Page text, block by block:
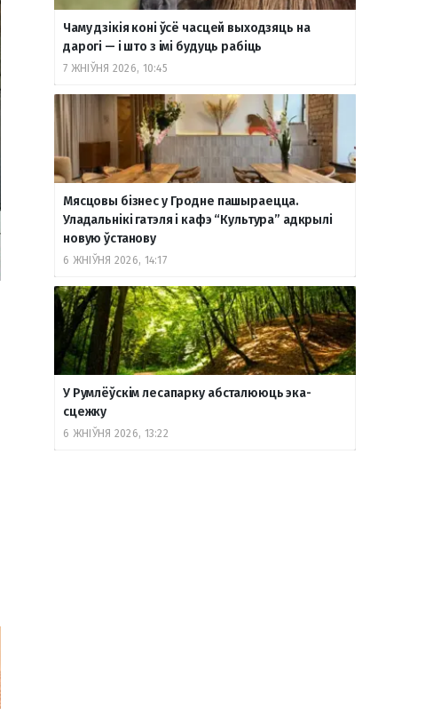
Чаму дзікія коні ўсё часцей выходзяць на
дарогі — і што з імі будуць рабіць
7 ЖНІЎНЯ 2026, 10:45
Мясцовы бізнес у Гродне пашыраецца.
Уладальнікі гатэля і кафэ “Культура” адкрылі
новую ўстанову
6 ЖНІЎНЯ 2026, 14:17
У Румлёўскім лесапарку абсталююць эка-
сцежку
6 ЖНІЎНЯ 2026, 13:22